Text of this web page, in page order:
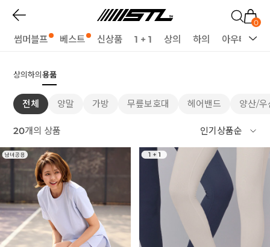
0
썸머블프 베스트 신상품 1 + 1 상의 하의 아우터
상의하의용품
전체 양말 가방 무릎보호대 헤어밴드 양산/우
20개의 상품